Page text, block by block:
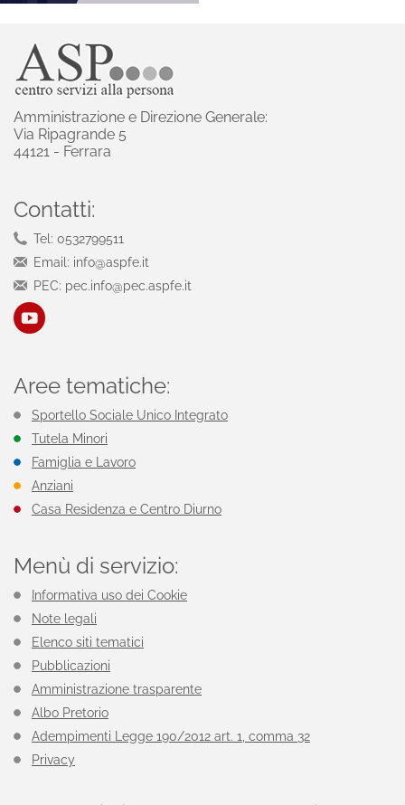
Amministrazione e Direzione Generale:
Via Ripagrande 5
44121 - Ferrara
Contatti:
Tel: 0532799511
Email: info@aspfe.it
PEC: pec.info@pec.aspfe.it
Aree tematiche:
Sportello Sociale Unico Integrato
Tutela Minori
Famiglia e Lavoro
Anziani
Casa Residenza e Centro Diurno
Menù di servizio:
Informativa uso dei Cookie
Note legali
Elenco siti tematici
Pubblicazioni
Amministrazione trasparente
Albo Pretorio
Adempimenti Legge 190/2012 art. 1, comma 32
Privacy